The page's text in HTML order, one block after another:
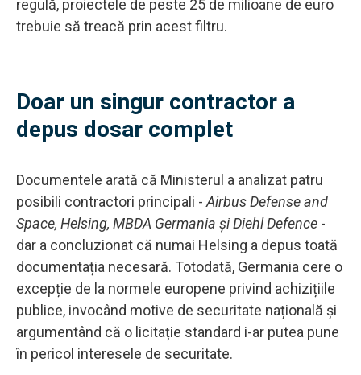
regulă, proiectele de peste 25 de milioane de euro
trebuie să treacă prin acest filtru.
Doar un singur contractor a
depus dosar complet
Documentele arată că Ministerul a analizat patru
posibili contractori principali - Airbus Defense and
Space, Helsing, MBDA Germania și Diehl Defence -
dar a concluzionat că numai Helsing a depus toată
documentația necesară. Totodată, Germania cere o
excepție de la normele europene privind achizițiile
publice, invocând motive de securitate națională și
argumentând că o licitație standard i-ar putea pune
în pericol interesele de securitate.